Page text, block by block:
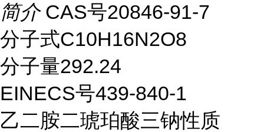
简介 CAS号20846-91-7
分子式C10H16N2O8
分子量292.24
EINECS号439-840-1
乙二胺二琥珀酸三钠性质